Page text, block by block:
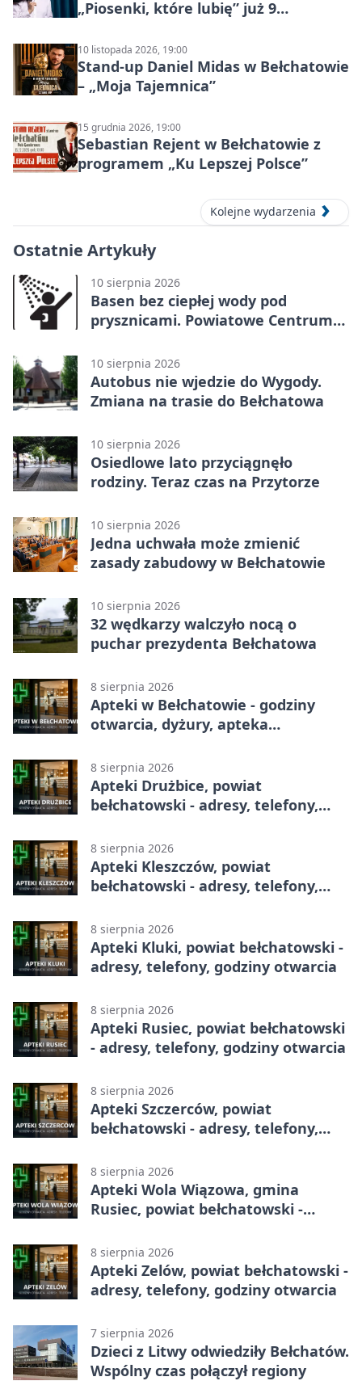
„Piosenki, które lubię” już 9
10 listopada 2026, 19:00
Stand-up Daniel Midas w Bełchatowie
– „Moja Tajemnica”
15 grudnia 2026, 19:00
Sebastian Rejent w Bełchatowie z
programem „Ku Lepszej Polsce”
Kolejne wydarzenia
Ostatnie Artykuły
10 sierpnia 2026
Basen bez ciepłej wody pod
prysznicami. Powiatowe Centrum
10 sierpnia 2026
Autobus nie wjedzie do Wygody.
Zmiana na trasie do Bełchatowa
10 sierpnia 2026
Osiedlowe lato przyciągnęło
rodziny. Teraz czas na Przytorze
10 sierpnia 2026
Jedna uchwała może zmienić
zasady zabudowy w Bełchatowie
10 sierpnia 2026
32 wędkarzy walczyło nocą o
puchar prezydenta Bełchatowa
8 sierpnia 2026
Apteki w Bełchatowie - godziny
otwarcia, dyżury, apteka
8 sierpnia 2026
Apteki Drużbice, powiat
bełchatowski - adresy, telefony,
8 sierpnia 2026
Apteki Kleszczów, powiat
bełchatowski - adresy, telefony,
8 sierpnia 2026
Apteki Kluki, powiat bełchatowski -
adresy, telefony, godziny otwarcia
8 sierpnia 2026
Apteki Rusiec, powiat bełchatowski
- adresy, telefony, godziny otwarcia
8 sierpnia 2026
Apteki Szczerców, powiat
bełchatowski - adresy, telefony,
8 sierpnia 2026
Apteki Wola Wiązowa, gmina
Rusiec, powiat bełchatowski -
8 sierpnia 2026
Apteki Zelów, powiat bełchatowski -
adresy, telefony, godziny otwarcia
7 sierpnia 2026
Dzieci z Litwy odwiedziły Bełchatów.
Wspólny czas połączył regiony